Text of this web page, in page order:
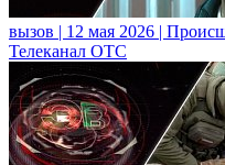
вызов | 12 мая 2026 |
Телеканал ОТС